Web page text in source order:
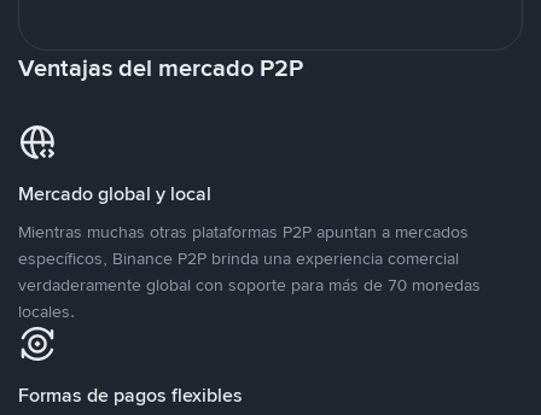
Ventajas del mercado P2P
Mercado global y local
Mientras muchas otras plataformas P2P apuntan a mercados
específicos, Binance P2P brinda una experiencia comercial
verdaderamente global con soporte para más de 70 monedas
locales.
Formas de pagos flexibles